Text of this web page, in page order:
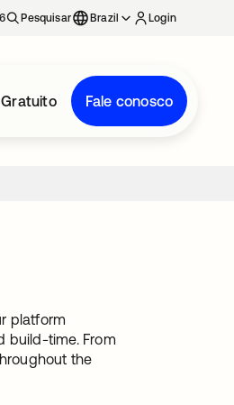
Pesquisar Brazil Login
Fale conosco
platform
build-time. From
the